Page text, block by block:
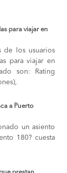
para viajar en
de los usuarios
para viajar en
son: Rating
a Puerto
un asiento
180? cuesta